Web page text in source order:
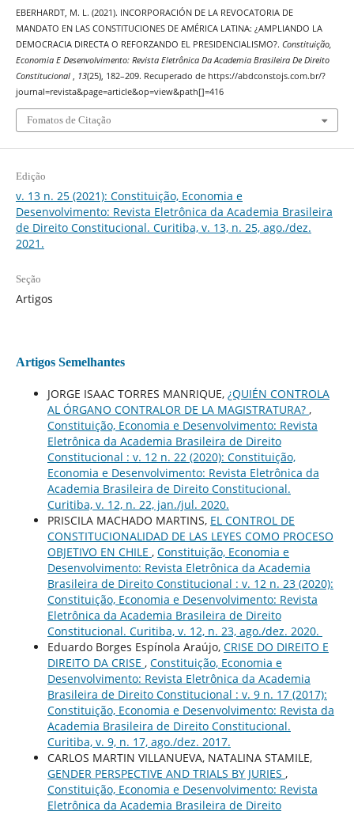
EBERHARDT, M. L. (2021). INCORPORACIÓN DE LA REVOCATORIA DE
MANDATO EN LAS CONSTITUCIONES DE AMÉRICA LATINA: ¿AMPLIANDO LA
DEMOCRACIA DIRECTA O REFORZANDO EL PRESIDENCIALISMO?. Constituição,
Economia E Desenvolvimento: Revista Eletrônica Da Academia Brasileira De Direito
Constitucional , 13(25), 182–209. Recuperado de https://abdconstojs.com.br/?
journal=revista&page=article&op=view&path[]=416
Fomatos de Citação
Edição
v. 13 n. 25 (2021): Constituição, Economia e
Desenvolvimento: Revista Eletrônica da Academia Brasileira
de Direito Constitucional. Curitiba, v. 13, n. 25, ago./dez.
2021.
Seção
Artigos
Artigos Semelhantes
JORGE ISAAC TORRES MANRIQUE, ¿QUIÉN CONTROLA
AL ÓRGANO CONTRALOR DE LA MAGISTRATURA? ,
Constituição, Economia e Desenvolvimento: Revista
Eletrônica da Academia Brasileira de Direito
Constitucional : v. 12 n. 22 (2020): Constituição,
Economia e Desenvolvimento: Revista Eletrônica da
Academia Brasileira de Direito Constitucional.
Curitiba, v. 12, n. 22, jan./jul. 2020.
PRISCILA MACHADO MARTINS, EL CONTROL DE
CONSTITUCIONALIDAD DE LAS LEYES COMO PROCESO
OBJETIVO EN CHILE , Constituição, Economia e
Desenvolvimento: Revista Eletrônica da Academia
Brasileira de Direito Constitucional : v. 12 n. 23 (2020):
Constituição, Economia e Desenvolvimento: Revista
Eletrônica da Academia Brasileira de Direito
Constitucional. Curitiba, v. 12, n. 23, ago./dez. 2020.
Eduardo Borges Espínola Araújo, CRISE DO DIREITO E
DIREITO DA CRISE , Constituição, Economia e
Desenvolvimento: Revista Eletrônica da Academia
Brasileira de Direito Constitucional : v. 9 n. 17 (2017):
Constituição, Economia e Desenvolvimento: Revista da
Academia Brasileira de Direito Constitucional.
Curitiba, v. 9, n. 17, ago./dez. 2017.
CARLOS MARTIN VILLANUEVA, NATALINA STAMILE,
GENDER PERSPECTIVE AND TRIALS BY JURIES ,
Constituição, Economia e Desenvolvimento: Revista
Eletrônica da Academia Brasileira de Direito